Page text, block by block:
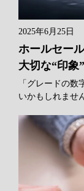
2025年6月25日
ホールセー
大切な“印象
「グレードの
いかもしれませ